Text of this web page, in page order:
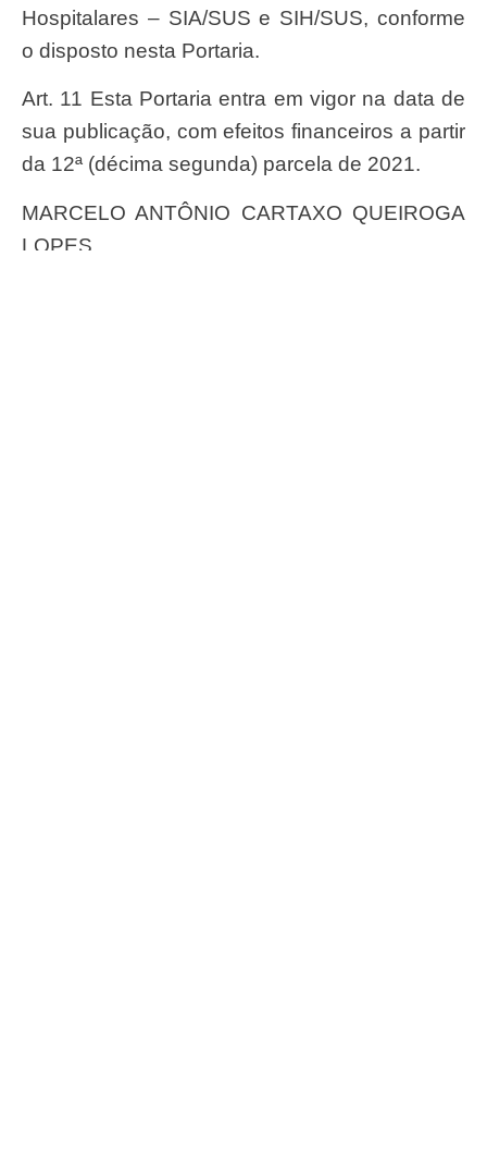
Hospitalares – SIA/SUS e SIH/SUS, conforme
o disposto nesta Portaria.
Art. 11 Esta Portaria entra em vigor na data de
sua publicação, com efeitos financeiros a partir
da 12ª (décima segunda) parcela de 2021.
MARCELO ANTÔNIO CARTAXO QUEIROGA
LOPES